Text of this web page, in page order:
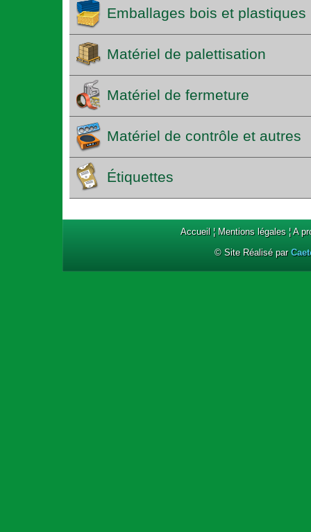
Emballages bois et plastiques
Matériel de palettisation
Matériel de fermeture
Matériel de contrôle et autres
Étiquettes
Accueil¦ Mentions légales¦A
© Site Réalisé par